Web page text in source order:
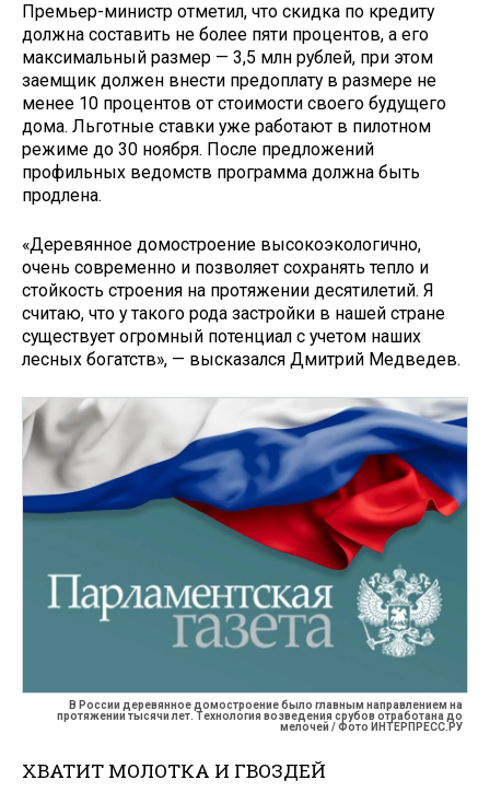
Премьер-министр отметил, что скидка по кредиту
должна составить не более пяти процентов, а его
максимальный размер — 3,5 млн рублей, при этом
заемщик должен внести предоплату в размере не
менее 10 процентов от стоимости своего будущего
дома. Льготные ставки уже работают в пилотном
режиме до 30 ноября. После предложений
профильных ведомств программа должна быть
продлена.
«Деревянное домостроение высокоэкологично,
очень современно и позволяет сохранять тепло и
стойкость строения на протяжении десятилетий. Я
считаю, что у такого рода застройки в нашей стране
существует огромный потенциал с учетом наших
лесных богатств», — высказался Дмитрий Медведев.
В России деревянное домостроение было главным направлением на
протяжении тысячи лет. Технология возведения срубов отработана до
мелочей / Фото ИНТЕРПРЕСС.РУ
ХВАТИТ МОЛОТКА И ГВОЗДЕЙ